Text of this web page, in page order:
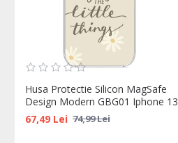
Husa Protectie Silicon MagSafe
Design Modern GBG01 Iphone 13
67,49 Lei 74,99 Lei